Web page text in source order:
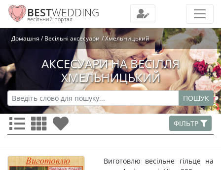
BESTWEDDING
весільний портал
Домашня Весільні аксесуари Хмельницький
АКСЕСУАРИ НА ВЕСІЛЛЯ
ХМЕЛЬНИЦЬКИЙ
ПОШУК
ФІЛЬТР
Виготовлю весільне гільце на